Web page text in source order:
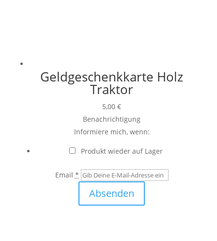
Geldgeschenkkarte Holz
Traktor
5,00€
Benachrichtigung
Informiere mich, wenn:
Produkt wieder auf Lager
Email *
Absenden